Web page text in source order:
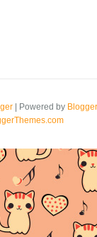
| Powered by Blogger